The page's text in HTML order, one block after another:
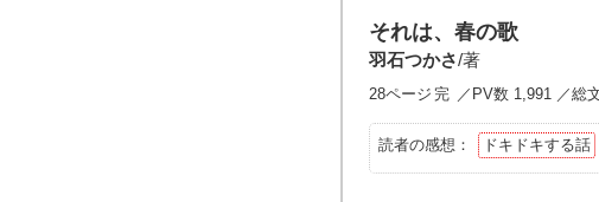
それは、春の歌
羽石つかさ/著
28ページ 完 ／PV数 1,991 ／総
読者の感想： ドキドキする話